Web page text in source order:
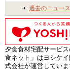
過去のニュー
夕食食材宅配サービ
食ネット」はヨシケ
式会社が運営していま